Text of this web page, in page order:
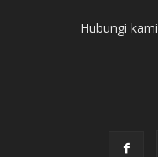
Hubungi